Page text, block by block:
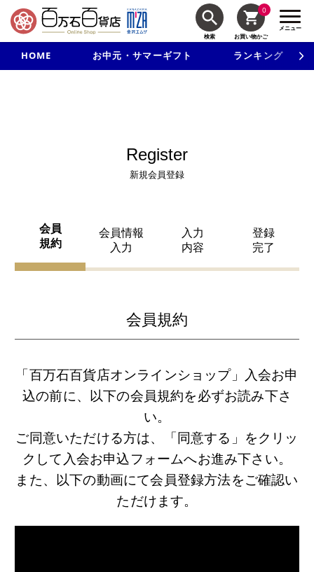
検索
0
お買い物かご
メニュー
HOME お中元・サマーギフト ランキング
新規入会で3千円以上で使える500円クーポンを進呈！
Register
新規会員登録
会員
規約
会員情報
入力
入力
内容
登録
完了
会員規約
「百万石百貨店オンラインショップ」入会お申
込の前に、以下の会員規約を必ずお読み下さ
い。
ご同意いただける方は、「同意する」をクリッ
クして入会お申込フォームへお進み下さい。
また、以下の動画にて会員登録方法をご確認い
ただけます。